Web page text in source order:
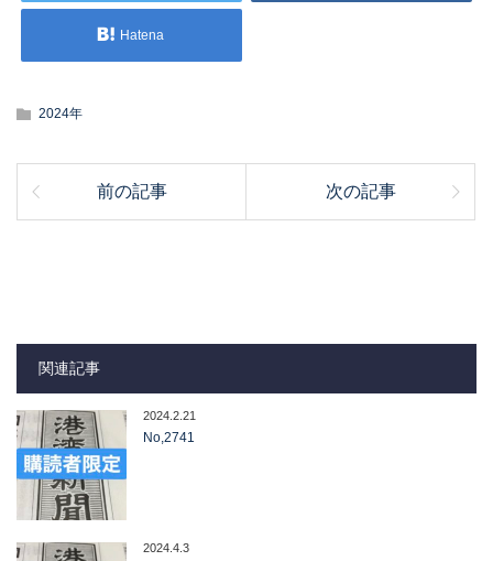
Hatena
2024年
前の記事 次の記事
関連記事
2024.2.21
No,2741
2024.4.3